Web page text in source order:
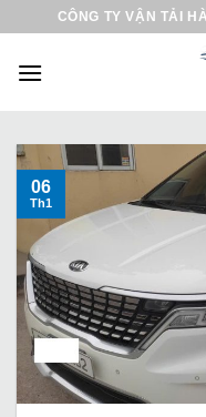
CÔNG TY VẬN TẢI
06
Th1